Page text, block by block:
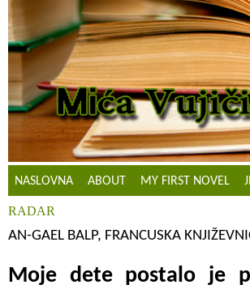
NASLOVNA ABOUT MY FIRST NOVEL
RADAR
AN-GAEL BALP, FRANCUSKA
Moje dete postalo je